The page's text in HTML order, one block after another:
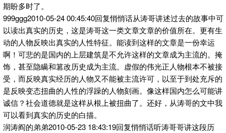
期盼多时了。
999ggg2010-05-24 00:45:40回复悄悄话从涛哥讲述过去的故事中可
以读出真实的历史，这是涛哥这一类文章文章的价值所在。更有生
动的人物反映出真实的人性特征。能读到这样的文章是一份幸运
啊！可悲的是国内的上层建筑是不允许这样的文章成为主流的。掩
饰，甚至隐瞒和篡改历史成为主流。虚假的伟光正人物根本不被接
受，而反映真实经历的人物又不能被主流许可，以至于到处充斥的
是反映变态扭曲的人性的浮躁的人物刻画。像这样国内怎么可能讲
诚信？社会道德就是这样从根上被扭曲了。还好，从涛哥的文中我
可以看到真实的历史的白描。
润涛阎的弟弟2010-05-23 18:43:19回复悄悄话听涛哥哥讲这段历